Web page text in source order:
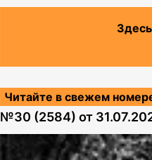
Читайте в свежем
№30 (2584) от